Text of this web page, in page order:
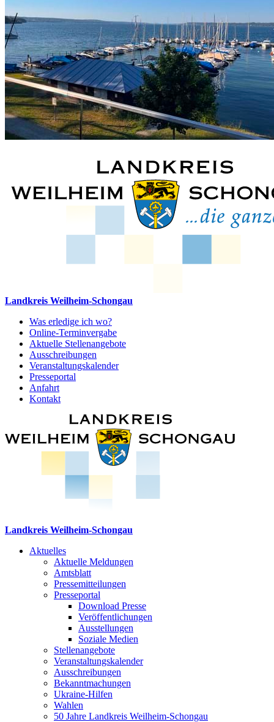
Landkreis Weilheim-Schongau
Was erledige ich wo?
Online-Terminvergabe
Aktuelle Stellenangebote
Ausschreibungen
Veranstaltungskalender
Presseportal
Anfahrt
Kontakt
Landkreis Weilheim-Schongau
Aktuelles
Aktuelle Meldungen
Amtsblatt
Pressemitteilungen
Presseportal
Download Presse
Veröffentlichungen
Ausstellungen
Soziale Medien
Stellenangebote
Veranstaltungskalender
Ausschreibungen
Bekanntmachungen
Ukraine-Hilfen
Wahlen
50 Jahre Landkreis Weilheim-Schongau